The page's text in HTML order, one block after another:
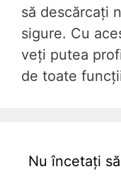
să descărcați
sigure. Cu
veți putea
de toate
Nu încetați